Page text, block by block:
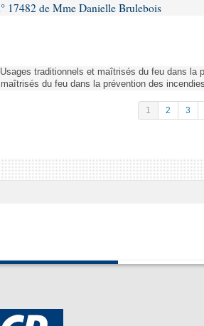
17482 de Mme Danielle Brulebois
traditionnels et maîtrisés du feu dans la
du feu dans la prévention des
1 2 3